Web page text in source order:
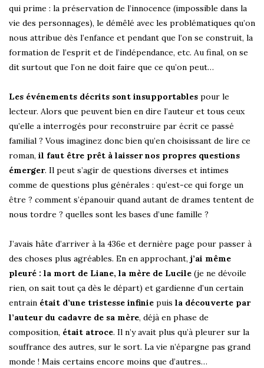
qui prime : la préservation de l’innocence (impossible dans la
vie des personnages), le démêlé avec les problématiques qu’on
nous attribue dès l’enfance et pendant que l’on se construit, la
formation de l’esprit et de l’indépendance, etc. Au final, on se
dit surtout que l’on ne doit faire que ce qu’on peut…
Les événements décrits sont insupportables pour le
lecteur. Alors que peuvent bien en dire l’auteur et tous ceux
qu’elle a interrogés pour reconstruire par écrit ce passé
familial ? Vous imaginez donc bien qu’en choisissant de lire ce
roman, il faut être prêt à laisser nos propres questions
émerger. Il peut s’agir de questions diverses et intimes
comme de questions plus générales : qu’est-ce qui forge un
être ? comment s’épanouir quand autant de drames tentent de
nous tordre ? quelles sont les bases d’une famille ?
J’avais hâte d’arriver à la 436e et dernière page pour passer à
des choses plus agréables. En en approchant, j’ai même
pleuré : la mort de Liane, la mère de Lucile (je ne dévoile
rien, on sait tout ça dès le départ) et gardienne d’un certain
entrain était d’une tristesse infinie puis la découverte par
l’auteur du cadavre de sa mère, déjà en phase de
composition, était atroce. Il n’y avait plus qu’à pleurer sur la
souffrance des autres, sur le sort. La vie n’épargne pas grand
monde ! Mais certains encore moins que d’autres…